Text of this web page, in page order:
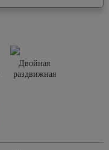
Двойная
раздвижная